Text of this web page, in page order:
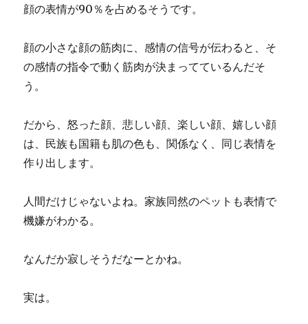
顔の表情が90％を占めるそうです。
顔の小さな顔の筋肉に、感情の信号が伝わると、そ
の感情の指令で動く筋肉が決まってているんだそ
う。
だから、怒った顔、悲しい顔、楽しい顔、嬉しい顔
は、民族も国籍も肌の色も、関係なく、同じ表情を
作り出します。
人間だけじゃないよね。家族同然のペットも表情で
機嫌がわかる。
なんだか寂しそうだなーとかね。
実は。